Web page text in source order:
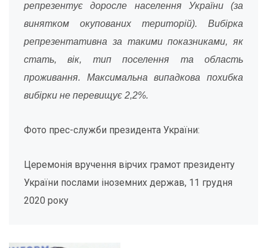
репрезентує доросле населення України (за
винятком окупованих територій). Вибірка
репрезентативна за такими показниками, як
стать, вік, тип поселення та область
проживання. Максимальна випадкова похибка
вибірки не перевищує 2,2%.
Фото прес-служби президента України:
Церемонія вручення вірчих грамот президенту
України послами іноземних держав, 11 грудня
2020 року